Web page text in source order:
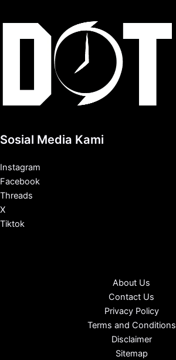
Sosial Media Kami
Instagram
Facebook
Threads
X
Tiktok
About Us
Contact Us
Privacy Policy
Terms and Conditions
Disclaimer
Sitemap